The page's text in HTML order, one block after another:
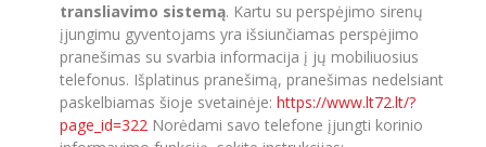
Vilniaus Karaliaus Sedžiongo institutas
Frankofoniškų šalių studijų centras
Frankofoniškų šalių studijų centras
Civilinė sauga
Korupcijos prevencija
Daugiafaktorinė autentifikacija universiteto
darbuotojams (MFA)
Mokslininkų profiliai "CRIS"
Bendruomenės gerovė
Darbuotojų kvalifikacijos kėlimas
Negalia ir individualieji poreikiai
Viešai skelbiama informacija
transliavimo sistemą. Kartu su perspėjimo sirenų
įjungimu gyventojams yra išsiunčiamas perspėjimo
pranešimas su svarbia informacija į jų mobiliuosius
telefonus. Išplatinus pranešimą, pranešimas nedelsiant
paskelbiamas šioje svetainėje: https://www.lt72.lt/?
page_id=322 Norėdami savo telefone įjungti korinio